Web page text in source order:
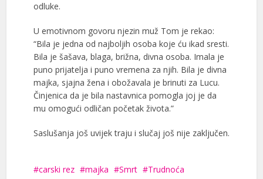
odluke.
U emotivnom govoru njezin muž Tom je rekao:
“Bila je jedna od najboljih osoba koje ću ikad sresti.
Bila je šašava, blaga, brižna, divna osoba. Imala je
puno prijatelja i puno vremena za njih. Bila je divna
majka, sjajna žena i obožavala je brinuti za Lucu.
Činjenica da je bila nastavnica pomogla joj je da
mu omogući odličan početak života.”
Saslušanja još uvijek traju i slučaj još nije zaključen.
carski rez majka Smrt Trudnoća